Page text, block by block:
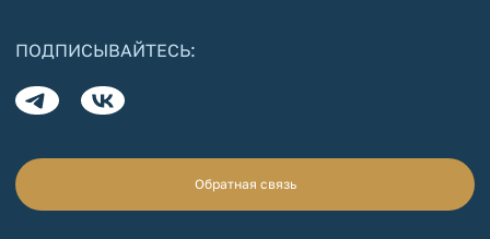
ПОДПИСЫВАЙТЕСЬ:
Обратная связь